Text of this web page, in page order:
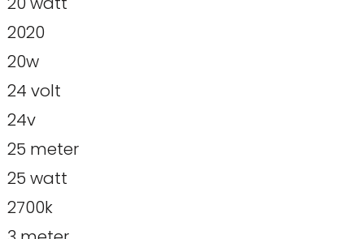
2020
20w
24 volt
24v
25 meter
25 watt
2700k